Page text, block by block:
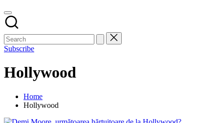
Subscribe
Hollywood
Home
Hollywood